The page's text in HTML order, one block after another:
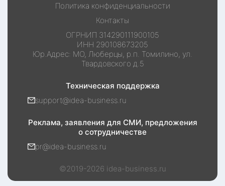
Политика конфиденциальности
Контакты
ОГРНИП 314290111900105
ИНН 290108673205
Юр.Адрес: МО, Люберцы, р.п. Томилино, ул.
Твардовского д.5
Техническая поддержка
support@idea-business.ru
Реклама, заявления для СМИ, предложения
о сотрудничестве
pr@idea-business.ru
©2019-2026 idea-business.ru